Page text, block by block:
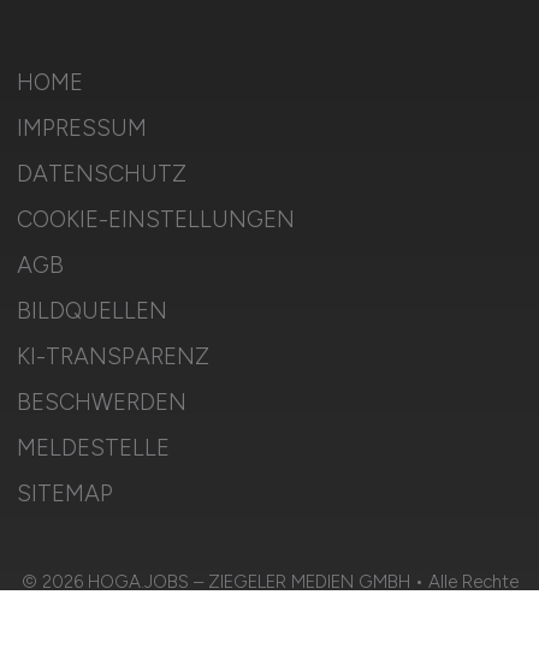
HOME
IMPRESSUM
DATENSCHUTZ
COOKIE-EINSTELLUNGEN
AGB
BILDQUELLEN
KI-TRANSPARENZ
BESCHWERDEN
MELDESTELLE
SITEMAP
© 2026 HOGA.JOBS – ZIEGELER MEDIEN GMBH • Alle Rechte